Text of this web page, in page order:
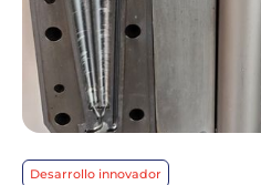
Desarrollo innovador